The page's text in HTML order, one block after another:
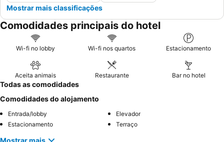
Mostrar mais classificações
Comodidades principais do hotel
Wi-fi no lobby Wi-fi nos quartos Estacionamento
Aceita animais Restaurante Bar no hotel
Todas as comodidades
Comodidades do alojamento
Entrada/lobby
Elevador
Estacionamento
Terraço
Mostrar mais